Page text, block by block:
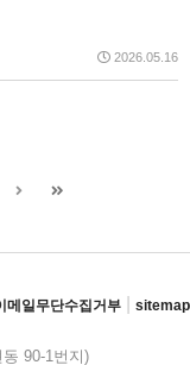
2026.05.16
메일무단수집거부 sitemap
90-1번지)